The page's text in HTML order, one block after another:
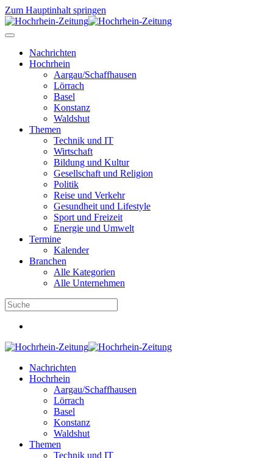
Zum Hauptinhalt springen
Nachrichten
Hochrhein
Aargau/Schaffhausen
Lörrach
Basel
Konstanz
Waldshut
Themen
Technik und IT
Wirtschaft
Bildung und Kultur
Gesellschaft und Religion
Politik
Reise und Verkehr
Gesundheit und Lifestyle
Sport und Freizeit
Energie und Umwelt
Termine
Kalender
Branchen
Alle Kategorien
Alle Unternehmen
Nachrichten
Hochrhein
Aargau/Schaffhausen
Lörrach
Basel
Konstanz
Waldshut
Themen
Technik und IT